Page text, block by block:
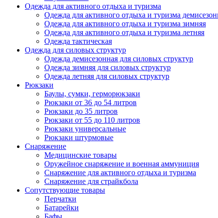
Одежда для активного отдыха и туризма
Одежда для активного отдыха и туризма
Одежда для активного отдыха и туризма зимняя
Одежда для активного отдыха и туризма летняя
Одежда тактическая
Одежда для силовых структур
Одежда демисезонная для силовых структур
Одежда зимняя для силовых структур
Одежда летняя для силовых структур
Рюкзаки
Баулы, сумки, герморюкзаки
Рюкзаки от 36 до 54 литров
Рюкзаки до 35 литров
Рюкзаки от 55 до 110 литров
Рюкзаки универсальные
Рюкзаки штурмовые
Снаряжение
Медицинские товары
Оружейное снаряжение и военная аммуниция
Снаряжение для активного отдыха и туризма
Снаряжение для страйкбола
Сопутствующие товары
Перчатки
Батарейки
Бафы